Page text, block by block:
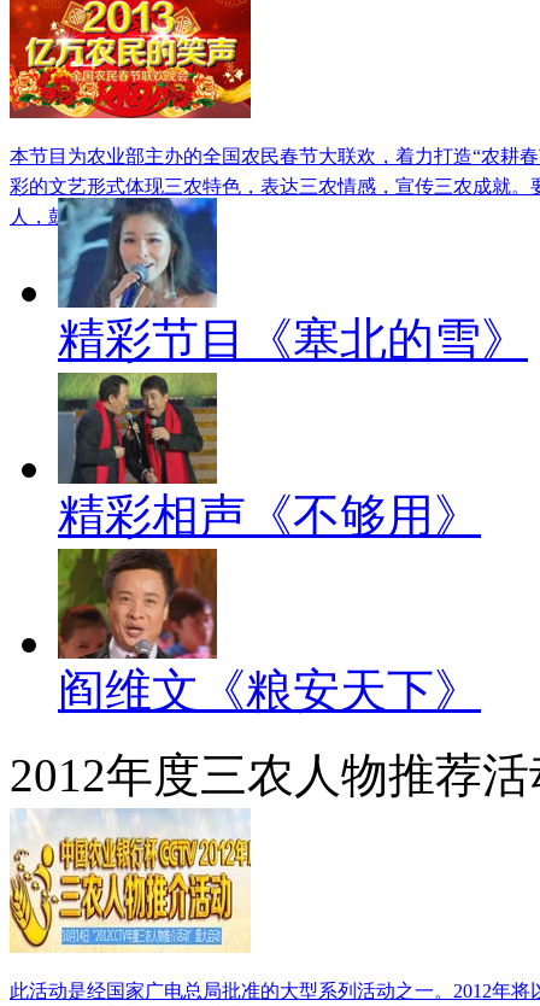
本节目为农业部主办的全国农民春节大联欢，着力打造“农耕
彩的文艺形式体现三农特色，表达三农情感，宣传三农成就
人，鼓舞人。
精彩节目《塞北的雪》
精彩相声《不够用》
阎维文《粮安天下》
2012年度三农人物推荐
此活动是经国家广电总局批准的大型系列活动之一。2012年